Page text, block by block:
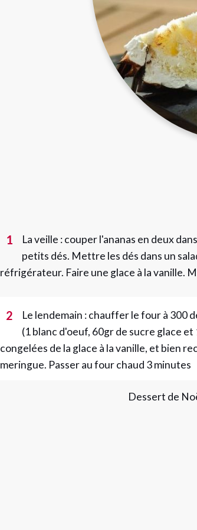
1
La veille : couper l'ananas en deux
petits dés. Mettre les dés dans un
réfrigérateur. Faire une glace à la vanille.
2
Le lendemain : chauffer le four à 300
(1 blanc d'oeuf, 60gr de sucre glace
congelées de la glace à la vanille, et bien
meringue. Passer au four chaud 3 minutes
Dessert de